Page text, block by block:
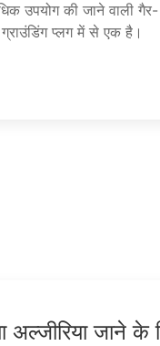
उपयोग की जाने वाली गैर-
ग्राउंडिंग प्लग में से एक है।
अल्जीरिया जाने